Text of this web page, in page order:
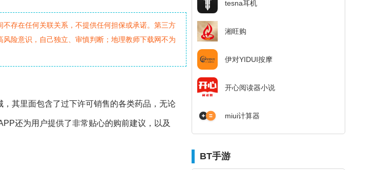
存在任何关联关系，不提供任何担保或承诺。第三方
险意识，自己独立、审慎判断；地理教师下载网不为
，其里面包含了过下许可销售的各类药品，无论
还为用户提供了非常贴心的购前建议，以及
tesna耳机
湘旺购
伊对YIDUI按摩
开心阅读器小说
miui计算器
BT手游